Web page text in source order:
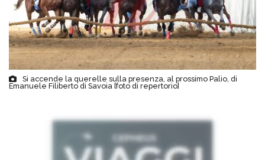
Si accende la querelle sulla presenza, al prossimo Palio, di
Emanuele Filiberto di Savoia [foto di repertorio]